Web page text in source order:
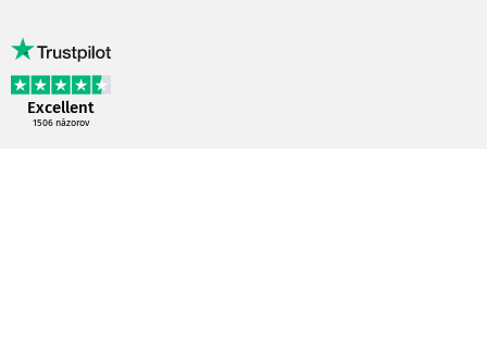
Excellent
1506 názorov